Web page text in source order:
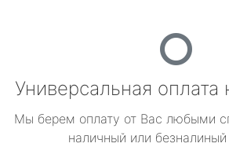
Универсальная оплата
Мы берем оплату от Вас любыми
наличный или